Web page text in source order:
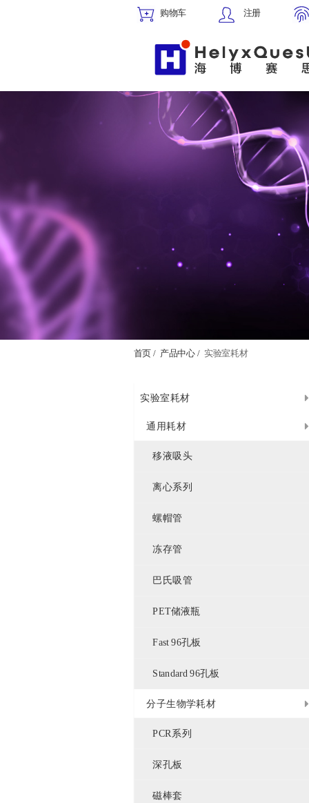
购物车 注册
首页 / 产品中心 / 实验室耗材
实验室耗材
通用耗材
移液吸头
离心系列
螺帽管
冻存管
巴氏吸管
PET储液瓶
Fast 96孔板
Standard 96孔板
分子生物学耗材
PCR系列
深孔板
磁棒套